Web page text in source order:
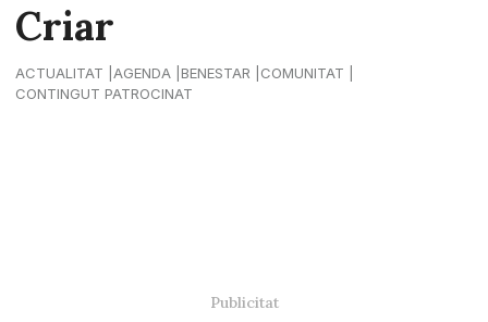
Criar
ACTUALITAT AGENDA BENESTAR
COMUNITAT
CONTINGUT PATROCINAT